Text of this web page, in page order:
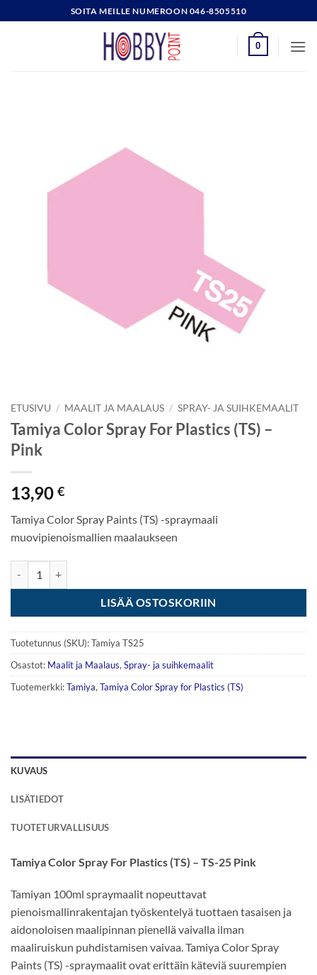
to
SOITA MEILLE NUMEROON 046-8505510
0
ETUSIVU / MAALIT JA MAALAUS / SPRAY- JA SUIHKEMAALIT
Tamiya Color Spray For Plastics (TS) –
Pink
13,90 €
Tamiya Color Spray Paints (TS) -spraymaali
muovipienoismallien maalaukseen
LISÄÄ OSTOSKORIIN
Tuotetunnus (SKU):Tamiya TS25
Osastot: Maalit ja Maalaus, Spray- ja suihkemaalit
Tuotemerkki:Tamiya, Tamiya Color Spray for Plastics (TS)
KUVAUS
LISÄTIEDOT
TUOTETURVALLISUUS
Tamiya Color Spray For Plastics (TS) – TS-25 Pink
Tamiyan 100ml spraymaalit nopeuttavat
pienoismallinrakentajan työskentelyä tuottaen tasaisen ja
aidonoloisen maalipinnan pienellä vaivalla ilman
maaliruiskun puhdistamisen vaivaa. Tamiya Color Spray
Paints (TS) -spraymaalit ovat erittäin käteviä suurempien